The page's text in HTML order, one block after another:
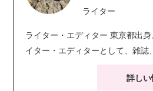
ライター
ライター・エディター 東京都出
イター・エディターとして、雑誌
行、登山、キャンプ、筋トレ、
詳し